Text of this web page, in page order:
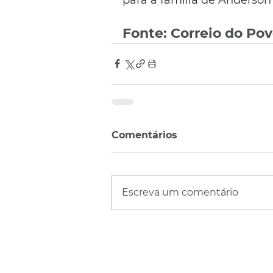
Fonte: Correio do
Comentários
Escreva um comentário